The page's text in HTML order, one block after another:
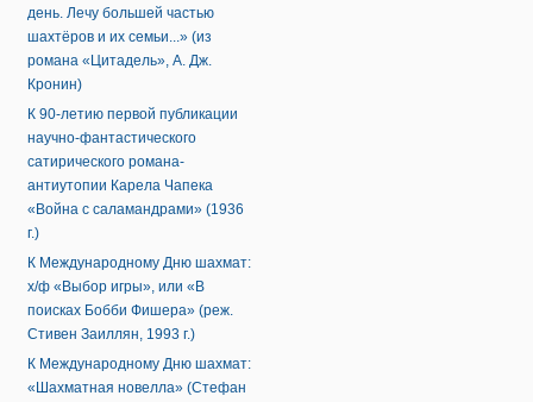
день. Лечу большей частью
шахтёров и их семьи...» (из
романа «Цитадель», А. Дж.
Кронин)
К 90-летию первой публикации
научно-фантастического
сатирического романа-
антиутопии Карела Чапека
«Война с саламандрами» (1936
г.)
К Международному Дню шахмат:
х/ф «Выбор игры», или «В
поисках Бобби Фишера» (реж.
Стивен Заиллян, 1993 г.)
К Международному Дню шахмат:
«Шахматная новелла» (Стефан